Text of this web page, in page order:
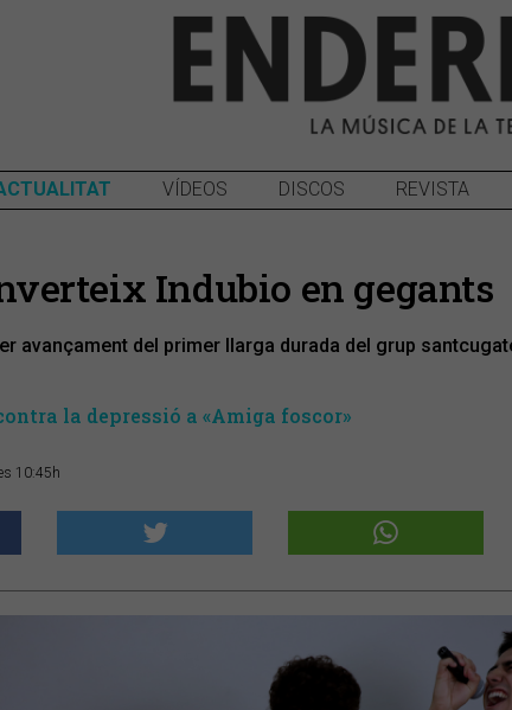
VÍDEOS DISCOS REVISTA
Indubio en gegants
avançament del primer llarga durada del grup
la depressió a «Amiga foscor»
10:45h